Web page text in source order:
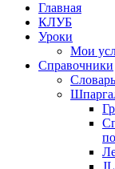
Главная
КЛУБ
Уроки
Мои
Справочники